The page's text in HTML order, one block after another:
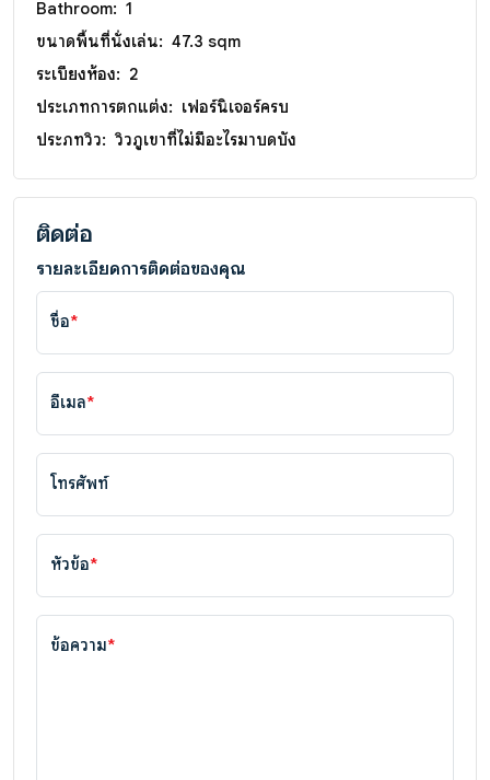
Bathroom: 1
ขนาดพื้นที่นั่งเล่น: 47.3 sqm
ระเบียงห้อง: 2
ประเภทการตกแต่ง: เฟอร์นิเจอร์ครบ
ประภทวิว: วิวภูเขาที่ไม่มีอะไรมาบดบัง
ติดต่อ
รายละเอียดการติดต่อของคุณ
ชื่อ*
อีเมล*
โทรศัพท์
หัวข้อ*
ข้อความ*